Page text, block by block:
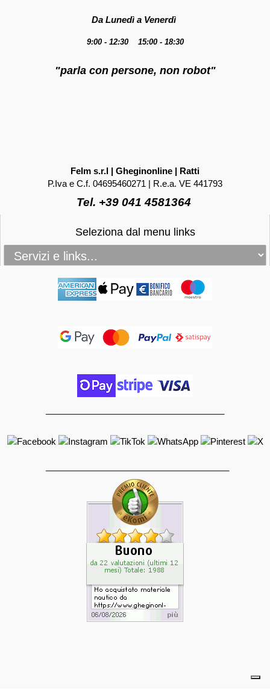
Da Lunedì a Venerdì
9:00 - 12:30 15:00 - 18:30
"parla con persone, non robot"
Felm s.r.l | Gheginonline | Ratti
P.Iva e C.f. 04695460271 | R.e.a. VE 441793
Tel. +39 041 4581364
Seleziona dal menu links